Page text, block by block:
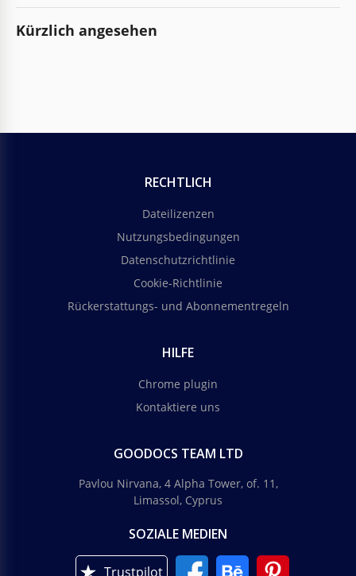
Kürzlich angesehen
RECHTLICH
Dateilizenzen
Nutzungsbedingungen
Datenschutzrichtlinie
Cookie-Richtlinie
Rückerstattungs- und Abonnementregeln
HILFE
Chrome plugin
Kontaktiere uns
GOODOCS TEAM LTD
Pavlou Nirvana, 4 Alpha Tower, of. 11,
Limassol, Cyprus
SOZIALE MEDIEN
Trustpilot